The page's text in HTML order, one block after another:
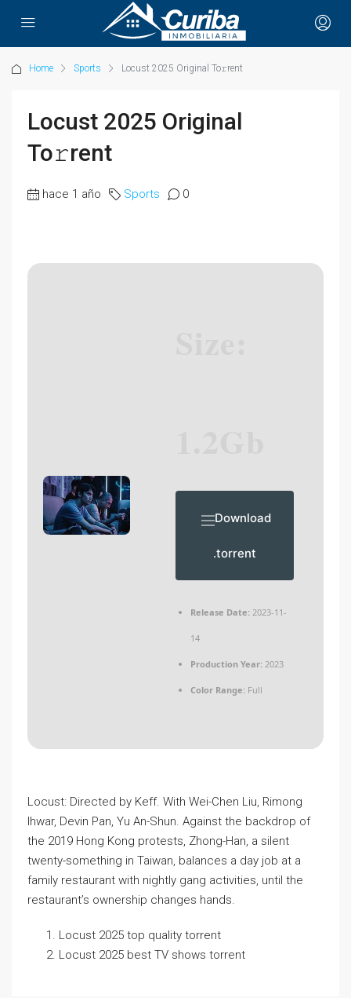
Home Sports Locust 2025 Original To𝚛rent
Locust 2025 Original
To𝚛rent
hace 1 año Sports 0
Download
.torrent
Release Date: 2023-11-
14
Production Year: 2023
Color Range: Full
Locust: Directed by Keff. With Wei-Chen Liu, Rimong
Ihwar, Devin Pan, Yu An-Shun. Against the backdrop of
the 2019 Hong Kong protests, Zhong-Han, a silent
twenty-something in Taiwan, balances a day job at a
family restaurant with nightly gang activities, until the
restaurant’s ownership changes hands.
Locust 2025 top quality torrent
Locust 2025 best TV shows torrent